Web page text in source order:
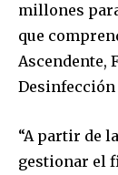
millones
que
Ascendente,
Desinfección
“A partir de
gestionar el